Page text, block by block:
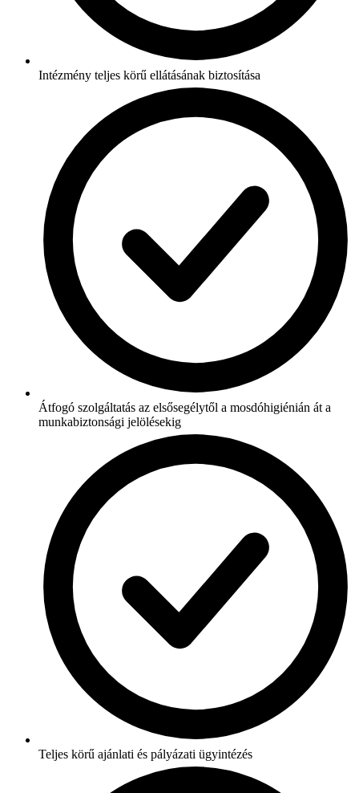
Intézmény teljes körű ellátásának biztosítása
Átfogó szolgáltatás az elsősegélytől a mosdóhigiénián át a
munkabiztonsági jelölésekig
Teljes körű ajánlati és pályázati ügyintézés